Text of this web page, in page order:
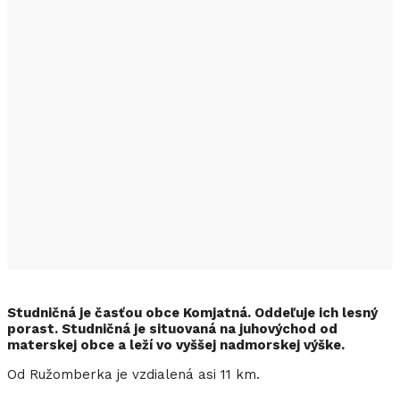
Studničná je časťou obce Komjatná. Oddeľuje ich lesný
porast. Studničná je situovaná na juhovýchod od
materskej obce a leží vo vyššej nadmorskej výške.
Od Ružomberka je vzdialená asi 11 km.